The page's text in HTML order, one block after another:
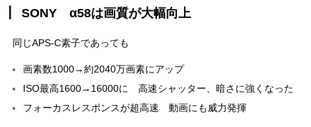
SONY α58は画質が大幅向上
同じAPS-C素子であっても
画素数1000→約2040万画素にアップ
ISO最高1600→16000に 高速シャッター、暗さに強くなった
フォーカスレスポンスが超高速 動画にも威力発揮